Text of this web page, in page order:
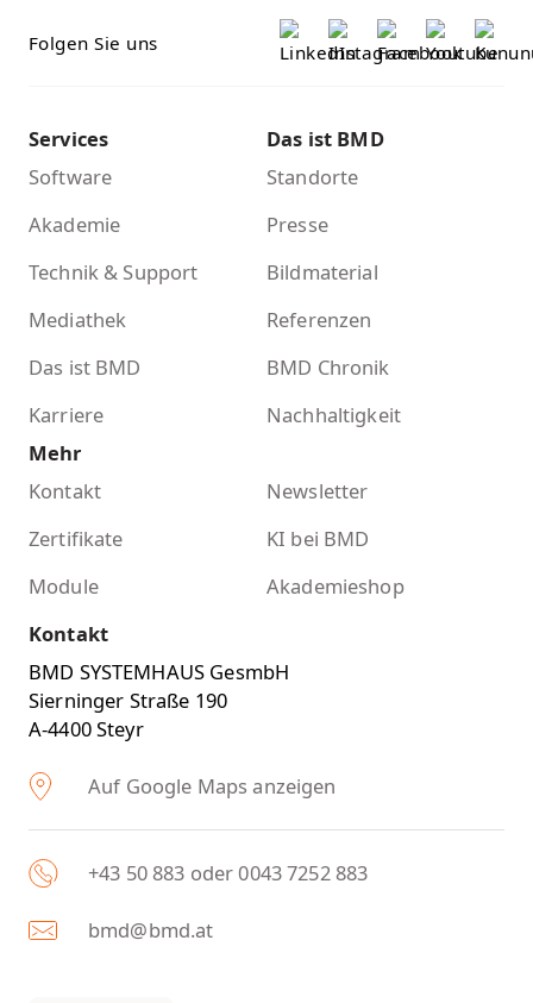
Folgen Sie uns
Services
Software
Akademie
Technik & Support
Mediathek
Das ist BMD
Karriere
Das ist BMD
Standorte
Presse
Bildmaterial
Referenzen
BMD Chronik
Nachhaltigkeit
Mehr
Kontakt
Newsletter
Zertifikate
KI bei BMD
Module
Akademieshop
Kontakt
BMD SYSTEMHAUS GesmbH
Sierninger Straße 190
A-4400 Steyr
Auf Google Maps anzeigen
+43 50 883 oder 0043 7252 883
bmd@bmd.at